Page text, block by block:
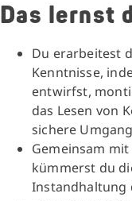
Das lernst
Du erarbeitest
Kenntnisse,
entwirfst,
das Lesen von
sichere
Gemeinsam
kümmerst du
Instandhaltung